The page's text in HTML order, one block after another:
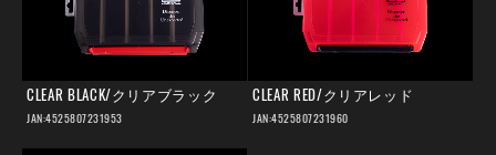
CLEAR BLACK/クリアブラック
JAN:4525807231953
CLEAR RED/クリアレッド
JAN:4525807231960